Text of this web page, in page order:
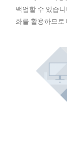
백업할 수 있습
화를 활용하므로